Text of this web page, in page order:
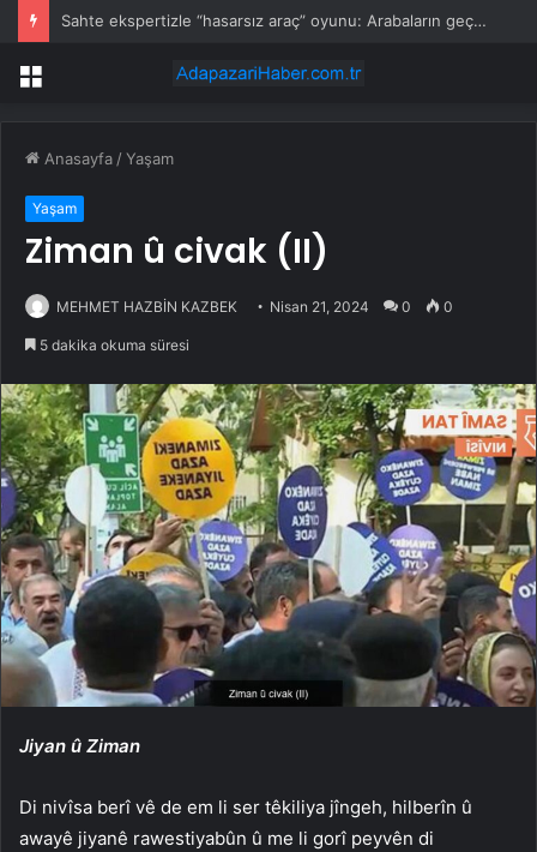
Sahte ekspertizle “hasarsız araç” oyunu: Arabaların geçmişini silip satışa çıkardılar
Menü
Anasayfa /Yaşam
Yaşam
Ziman û civak (II)
MEHMET HAZBİN KAZBEK Nisan 21, 2024 0 0
5 dakika okuma süresi
Jiyan û Ziman
Di nivîsa berî vê de em li ser têkiliya jîngeh, hilberîn û
awayê jiyanê rawestiyabûn û me li gorî peyvên di